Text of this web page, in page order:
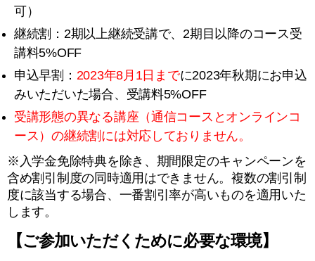
可）
継続割：2期以上継続受講で、2期目以降のコース受
講料5%OFF
申込早割： 2023年8月1日までに2023年秋期にお申込
みいただいた場合、受講料5%OFF
受講形態の異なる講座（通信コースとオンラインコ
ース）の継続割には対応しておりません。
※入学金免除特典を除き、期間限定のキャンペーンを
含め割引制度の同時適用はできません。複数の割引制
度に該当する場合、一番割引率が高いものを適用いた
します。
【ご参加いただくために必要な環境】